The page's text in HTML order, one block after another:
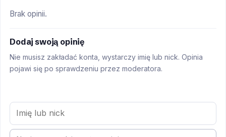
Brak opinii.
Dodaj swoją opinię
Nie musisz zakładać konta, wystarczy imię lub nick. Opinia
pojawi się po sprawdzeniu przez moderatora.